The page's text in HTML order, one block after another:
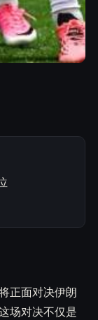
正面对决伊朗
场对决不仅是